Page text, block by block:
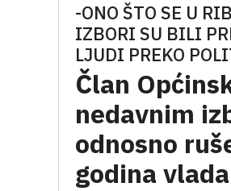
-ONO ŠTO SE U
IZBORI SU BILI
LJUDI PREKO
Član
nedavnim
odnosno
godina